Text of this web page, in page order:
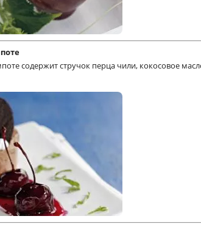
содержит стручок перца чили, кокосовое